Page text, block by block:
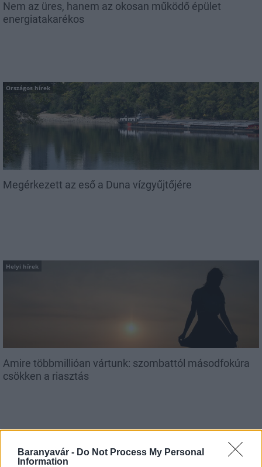
Baranyavár - Do Not Process My Personal
Information
Nem az üres, hanem az okosan működő épület
energiatakarékos
Országos hírek
Megérkezett az eső a Duna vízgyűjtőjére
Helyi hírek
Amire többmillióan vártunk: szombattól másodfokúra
csökken a riasztás